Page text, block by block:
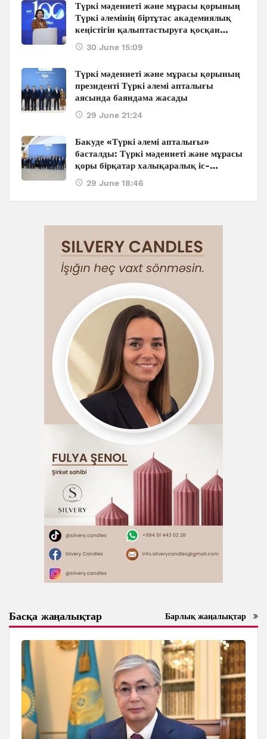
Түркі мәдениеті және мұрасы қорының
Түркі әлемінің біртұтас академиялық
кеңістігін қалыптастыруға қосқан
ауқымды қолдауы: Бакуде өтіп жатқан
халықаралық конференцияның
30 June 15:09
Түркі мәдениеті және мұрасы қорының
президенті Түркі әлемі апталығы
аясында баяндама жасады
29 June 21:24
Бакуде «Түркі әлемі апталығы»
басталды: Түркі мәдениеті және мұрасы
қоры бірқатар халықаралық іс-
шараларды ұйымдастырады
29 June 18:46
Басқа жаңалықтар Барлық жаңалықтар